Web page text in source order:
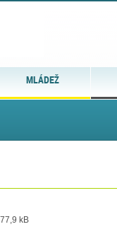
MLÁDEŽ
kB